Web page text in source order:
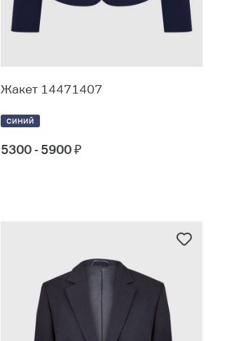
Жакет 14471407
СИНИЙ
5300 - 5900₽